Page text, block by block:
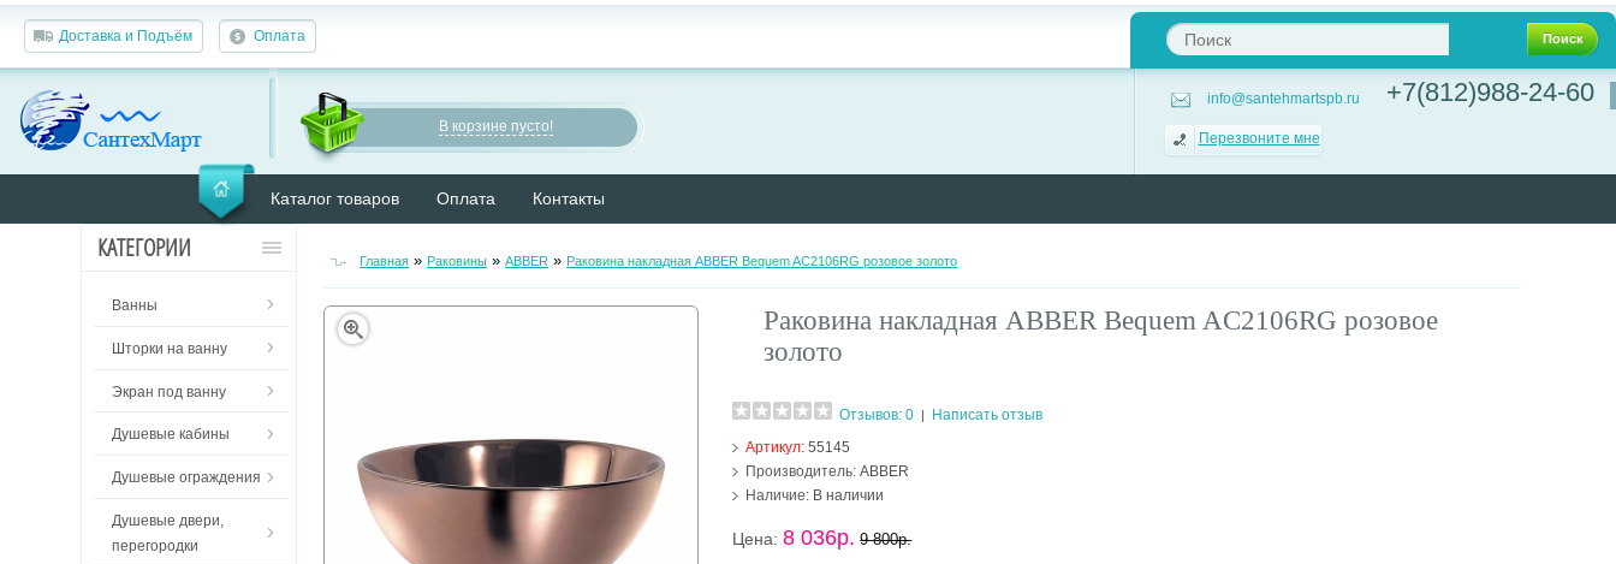
Доставка и Подъём Оплата Поиск
В корзине пусто!
info@santehmartspb.ru
Перезвоните мне
+7(812)988-24-60
Каталог товаров Оплата Контакты
КАТЕГОРИИ
Ванны
Шторки на ванну
Экран под ванну
Душевые кабины
Душевые ограждения
Душевые двери,
перегородки
Главная » Раковины »ABBER » Раковина накладная ABBER Bequem AC2106RG розовое золото
Раковина накладная ABBER Bequem AC2106RG розовое
золото
Отзывов: 0 |
Написать отзыв
Артикул:55145
Производитель: ABBER
Наличие: В наличии
Цена:8 036р. 9 800р.